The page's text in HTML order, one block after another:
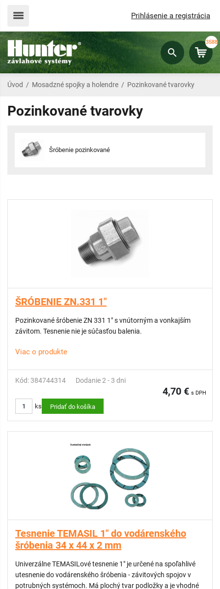
Prihlásenie a registrácia
3588
Úvod / Mosadzné spojky a holendre / Pozinkované tvarovky
Pozinkované tvarovky
Šróbenie pozinkované
ŠRÓBENIE ZN.331 1"
Pozinkované šróbenie ZN 331 1" s vnútorným a vonkajším
závitom. Tesnenie nie je súčasťou balenia.
Viac o produkte
Kód: 384744314 Dodanie 2 - 3 dni
4,70 € s DPH
ks Pridať do košíka
Tesnenie TEMASIL 1" do vodárenského
šróbenia 34 x 44 x 2 mm
Univerzálne TEMASILové tesnenie 1" je určené na spoľahlivé
utesnenie do vodárenského šróbenia - závitových spojov v
potrubných systémoch. Má plochý tvar podložky a je vhodné